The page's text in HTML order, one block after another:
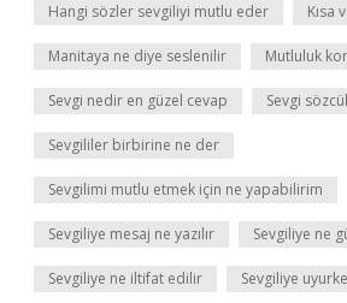
Hangi sözler sevgiliyi mutlu eder Kısa
Manitaya ne diye seslenilir Mutluluk
Sevgi nedir en güzel cevap Sevgi
Sevgililer birbirine ne der
Sevgilimi mutlu etmek için ne yapabilirim
Sevgiliye mesaj ne yazılır Sevgiliye ne
Sevgiliye ne iltifat edilir Sevgiliye